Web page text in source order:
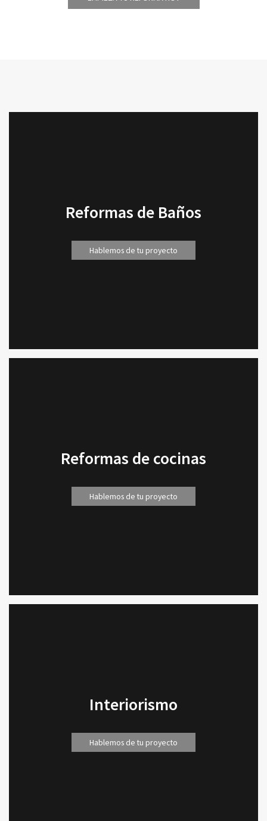
Reformas de Baños
Hablemos de tu proyecto
Reformas de cocinas
Hablemos de tu proyecto
Interiorismo
Hablemos de tu proyecto